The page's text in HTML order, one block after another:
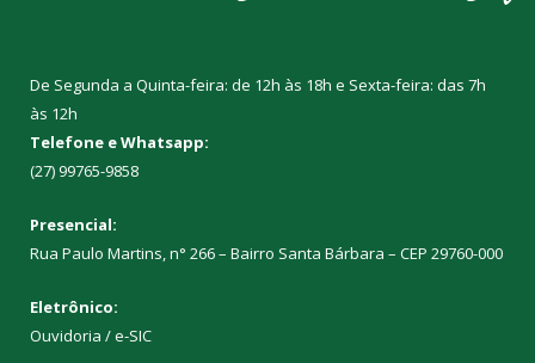
De Segunda a Quinta-feira: de 12h às 18h e Sexta-feira: das 7h
às 12h
Telefone e Whatsapp:
(27) 99765-9858
Presencial:
Rua Paulo Martins, n° 266 – Bairro Santa Bárbara – CEP 29760-000
Eletrônico:
Ouvidoria /e-SIC